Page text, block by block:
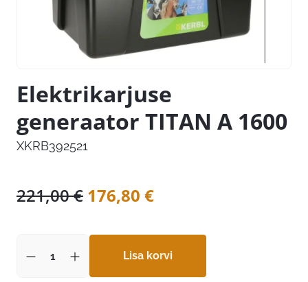
Elektrikarjuse
generaator TITAN A 1600
XKRB392521
221,00€ Algne
oli:
221,00 €.
176,80 €Praegune
on:
176,80 €.
Lisa korvi